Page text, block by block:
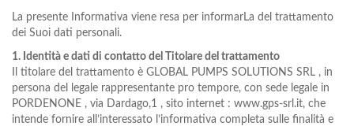
La presente Informativa viene resa per informarLa del trattamento
dei Suoi dati personali.
1. Identità e dati di contatto del Titolare del trattamento
Il titolare del trattamento è GLOBAL PUMPS SOLUTIONS SRL , in
persona del legale rappresentante pro tempore, con sede legale in
PORDENONE , via Dardago,1 , sito internet : www.gps-srl.it, che
intende fornire all’interessato l’informativa completa sulle finalità e